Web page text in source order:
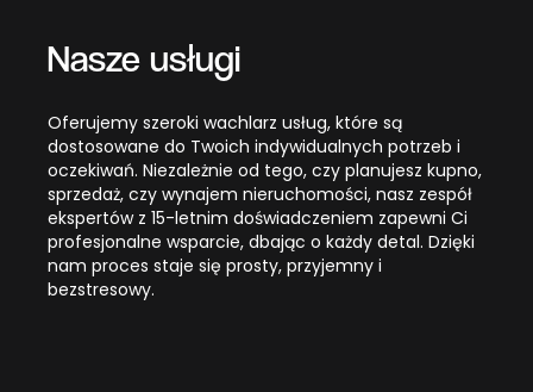
Nasze usługi
Oferujemy szeroki wachlarz usług, które są
dostosowane do Twoich indywidualnych potrzeb i
oczekiwań. Niezależnie od tego, czy planujesz kupno,
sprzedaż, czy wynajem nieruchomości, nasz zespół
ekspertów z 15-letnim doświadczeniem zapewni Ci
profesjonalne wsparcie, dbając o każdy detal. Dzięki
nam proces staje się prosty, przyjemny i
bezstresowy.